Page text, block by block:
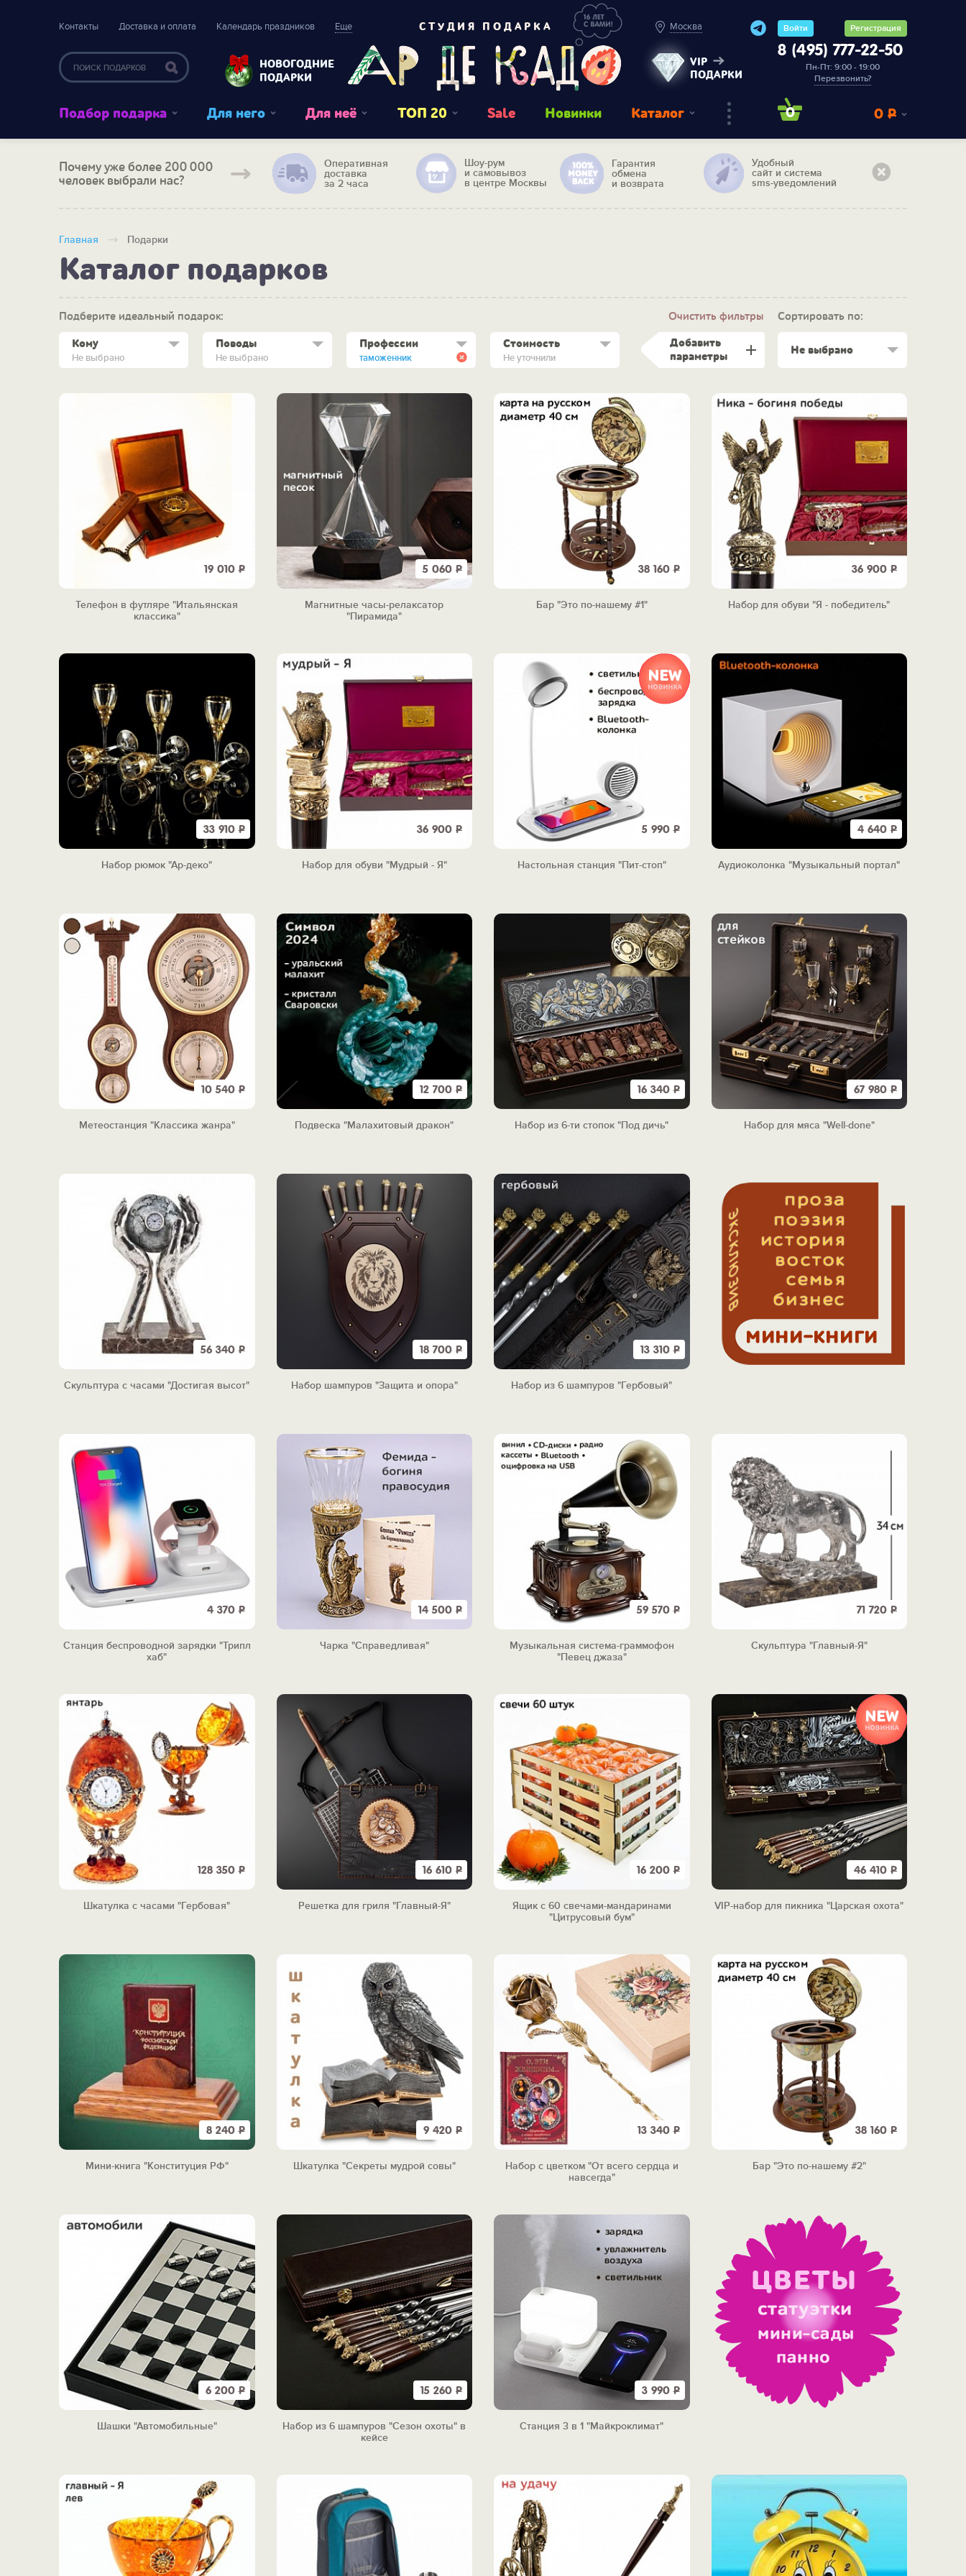
Контакты Доставка и оплата Календарь праздников Еще
НОВОГОДНИЕ
ПОДАРКИ
СТУДИЯ ПОДАРКА Москва
VIP
ПОДАРКИ
Войти Регистрация
8 (495) 777-22-50
Пн-Пт: 9:00 - 19:00
Перезвонить?
Подбор подарка Для него Для неё ТОП 20 Sale Новинки Каталог 0 0 Р
Почему уже более 200 000
человек выбрали нас?
Оперативная
доставка
за 2 часа
Шоу-рум
и самовывоз
в центре Москвы
Гарантия
обмена
и возврата
Удобный
сайт и система
sms-уведомлений
Главная Подарки
Каталог подарков
Подберите идеальный подарок: Очистить фильтры Сортировать по:
Кому
Не выбрано
Поводы
Не выбрано
Профессии
таможенник
Стоимость
Не уточнили
Добавить
параметры
Не выбрано
19 010Р
Телефон в футляре "Итальянская
классика"
5 060 Р
Магнитные часы-релаксатор
"Пирамида"
38 160Р
Бар "Это по-нашему #1"
36 900 Р
Набор для обуви "Я - победитель"
33 910Р
Набор рюмок "Ар-деко"
36 900 Р
Набор для обуви "Мудрый - Я"
5 990Р
Настольная станция "Пит-стоп"
4 640 Р
Аудиоколонка "Музыкальный портал"
10 540Р
Метеостанция "Классика жанра"
12 700 Р
Подвеска "Малахитовый дракон"
16 340Р
Набор из 6-ти стопок "Под дичь"
67 980 Р
Набор для мяса "Well-done"
56 340Р
Скульптура с часами "Достигая высот"
18 700 Р
Набор шампуров "Защита и опора"
13 310Р
Набор из 6 шампуров "Гербовый"
4 370Р
Станция беспроводной зарядки "Трипл
хаб"
14 500 Р
Чарка "Справедливая"
59 570Р
Музыкальная система-граммофон
"Певец джаза"
71 720 Р
Скульптура "Главный-Я"
128 350Р
Шкатулка с часами "Гербовая"
16 610 Р
Решетка для гриля "Главный-Я"
16 200Р
Ящик с 60 свечами-мандаринами
"Цитрусовый бум"
46 410 Р
VIP-набор для пикника "Царская охота"
8 240Р
Мини-книга "Конституция РФ"
9 420 Р
Шкатулка "Секреты мудрой совы"
13 340Р
Набор с цветком "От всего сердца и
навсегда"
38 160 Р
Бар "Это по-нашему #2"
6 200Р
Шашки "Автомобильные"
15 260 Р
Набор из 6 шампуров "Сезон охоты" в
кейсе
3 990Р
Станция 3 в 1 "Майкроклимат"